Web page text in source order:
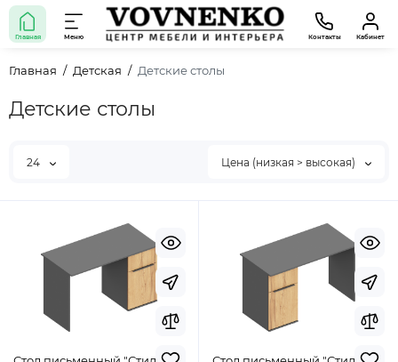
Главная Меню Контакты Кабинет
Главная Детская Детские столы
Детские столы
24 Цена (низкая > высокая)